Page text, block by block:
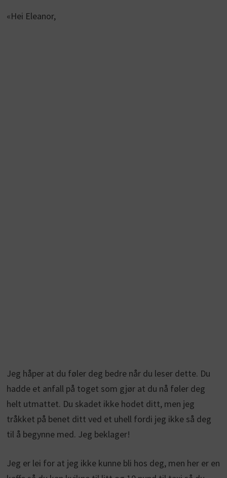
«Hei Eleanor,
Jeg håper at du føler deg bedre når du leser dette. Du
hadde et anfall på toget som gjør at du nå føler deg
helt utmattet. Du skadet ikke hodet ditt, men jeg
tråkket på benet ditt ved et uhell fordi jeg ikke så deg
til å begynne med. Jeg beklager!
Jeg er lei for at jeg ikke kunne bli hos deg, men her er en